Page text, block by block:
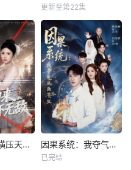
更新至第22集
杀神归来，横压天下无敌 因果系统：我夺气运救苍生
已完结